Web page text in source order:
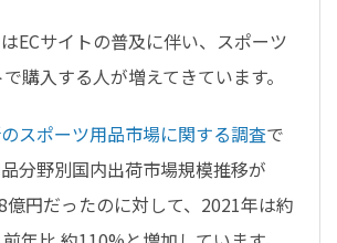
ECサイトの普及に伴い、スポーツ
購入する人が増えてきています。
スポーツ用品市場に関する調査で
分野別国内出荷市場規模推移が
円だったのに対して、 2021年は約